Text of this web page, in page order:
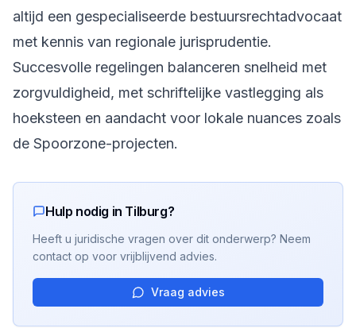
altijd een gespecialiseerde bestuursrechtadvocaat
met kennis van regionale jurisprudentie.
Succesvolle regelingen balanceren snelheid met
zorgvuldigheid, met schriftelijke vastlegging als
hoeksteen en aandacht voor lokale nuances zoals
de Spoorzone-projecten.
Hulp nodig in Tilburg?
Heeft u juridische vragen over dit onderwerp? Neem
contact op voor vrijblijvend advies.
Vraag advies